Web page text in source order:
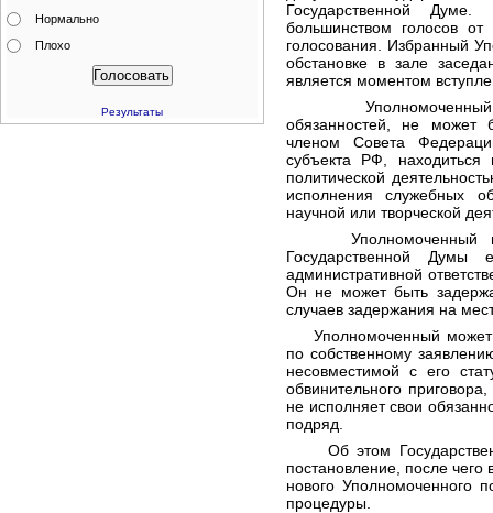
Государственной Думе.
большинством голосов
голосования. Избранный
обстановке в зале
является моментом
Уполномоченный,
обязанностей, не может
членом Совета
субъекта РФ, находиться
политической
исполнения служебных
научной или творческой
Уполномоченный
Государственной
административной
Он не может быть
случаев задержания на
Уполномоченный может
по собственному
несовместимой с его
обвинительного
не исполняет свои
подряд.
Об этом
постановление, после чего
нового Уполномоченного
процедуры.
Нормально
Плохо
Результаты